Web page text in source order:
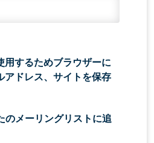
用するためブラウザーに
アドレス、サイトを保存
のメーリングリストに追